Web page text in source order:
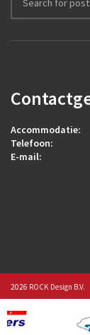
Accommodatie:
Telefoon:
E-mail:
2026 ROCK Design B.V.